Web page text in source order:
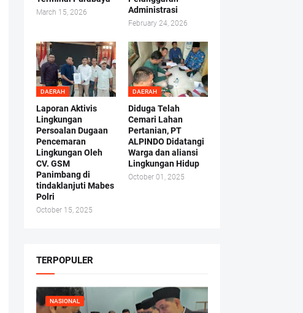
March 15, 2026
Administrasi
February 24, 2026
DAERAH
Laporan Aktivis
Lingkungan
Persoalan Dugaan
Pencemaran
Lingkungan Oleh
CV. GSM
Panimbang di
tindaklanjuti Mabes
Polri
October 15, 2025
DAERAH
Diduga Telah
Cemari Lahan
Pertanian, PT
ALPINDO Didatangi
Warga dan aliansi
Lingkungan Hidup
October 01, 2025
TERPOPULER
NASIONAL